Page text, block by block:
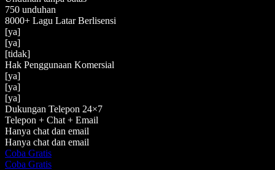
750 unduhan
8000+ Lagu Latar Berlisensi
[ya]
[ya]
[tidak]
Hak Penggunaan Komersial
[ya]
[ya]
[ya]
Dukungan Telepon 24×7
Telepon + Chat + Email
Hanya chat dan email
Hanya chat dan email
Coba Gratis
Coba Gratis